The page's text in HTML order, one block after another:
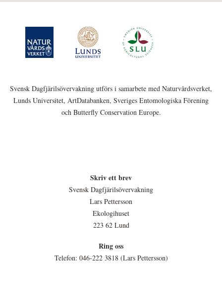
Svensk Dagfjärilsövervakning utförs i samarbete med Naturvårdsverket,
Lunds Universitet, ArtDatabanken, Sveriges Entomologiska Förening
och Butterfly Conservation Europe.
Skriv ett brev
Svensk Dagfjärilsövervakning
Lars Pettersson
Ekologihuset
223 62 Lund
Ring oss
Telefon: 046-222 3818 (Lars Pettersson)